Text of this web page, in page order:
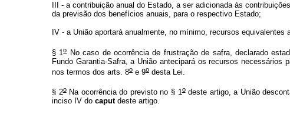
III - a contribuição anual do Estado, a ser adicionada às
da previsão dos benefícios anuais, para o respectivo Estado;
IV - a União aportará anualmente, no mínimo, recursos
§ 1oNo caso de ocorrência de frustração de safra, declarado
Fundo Garantia-Safra, a União antecipará os recursos
nos termos dos arts. 8o e 9o desta Lei.
§ 2oNa ocorrência do previsto no § 1odeste artigo, a União
inciso IV do caputdeste artigo.